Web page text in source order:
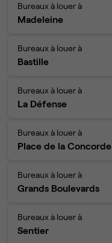
Bureaux à louer à
Madeleine
Bureaux à louer à
Bastille
Bureaux à louer à
La Défense
Bureaux à louer à
Place de la Concorde
Bureaux à louer à
Grands Boulevards
Bureaux à louer à
Sentier